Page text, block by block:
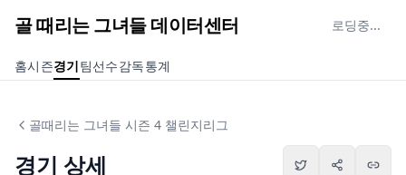
골 때리는 그녀들 데이터센터 로딩중...
홈시즌경기팀선수감독통계
골때리는 그녀들 시즌 4 챌린지리그
경기 상세